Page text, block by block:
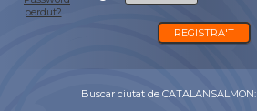
perdut?
REGISTRA'T
Buscar ciutat de CATALANSALMON: